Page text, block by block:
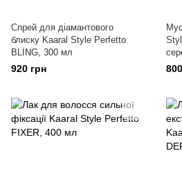
Спрей для діамантового
блиску Kaaral Style Perfetto
BLING, 300 мл
920 грн